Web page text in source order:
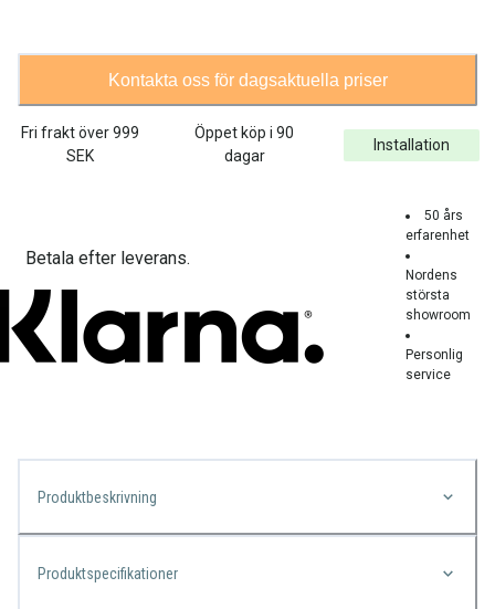
Kontakta oss för dagsaktuella priser
Fri frakt över999
SEK
Öppet köp i 90
dagar
Installation
Betala efter leverans.
50 års
erfarenhet
Nordens
största
showroom
Personlig
service
Produktbeskrivning
Produktspecifikationer